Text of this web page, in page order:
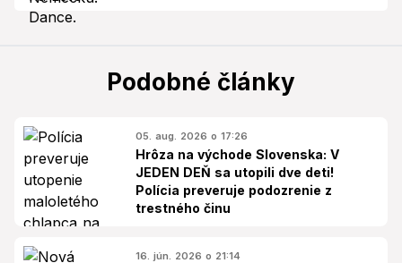
Podobné články
05. aug. 2026 o 17:26
Hrôza na východe Slovenska: V
JEDEN DEŇ sa utopili dve deti!
Polícia preveruje podozrenie z
trestného činu
16. jún. 2026 o 21:14